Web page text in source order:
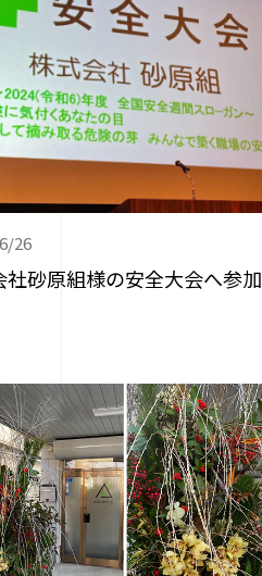
26
社砂原組様の安全大会へ参加